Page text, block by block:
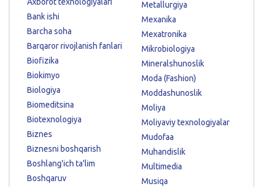
Axborot texnologiyalari
Bank ishi
Barcha soha
Barqaror rivojlanish fanlari
Biofizika
Biokimyo
Biologiya
Biomeditsina
Biotexnologiya
Biznes
Biznesni boshqarish
Boshlang'ich ta'lim
Boshqaruv
Metallurgiya
Mexanika
Mexatronika
Mikrobiologiya
Mineralshunoslik
Moda (Fashion)
Moddashunoslik
Moliya
Moliyaviy texnologiyalar
Mudofaa
Muhandislik
Multimedia
Musiqa